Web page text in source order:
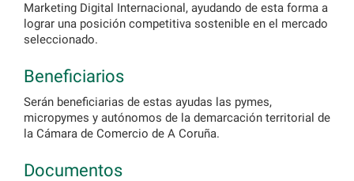
Marketing Digital Internacional, ayudando de esta forma a
lograr una posición competitiva sostenible en el mercado
seleccionado.
Beneficiarios
Serán beneficiarias de estas ayudas las pymes,
micropymes y autónomos de la demarcación territorial de
la Cámara de Comercio de A Coruña.
Documentos